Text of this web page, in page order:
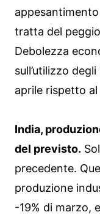
tratta del
Debolezza
sull’utilizzo
aprile rispetto
India,
del previsto.
precedente.
produzione
-19% di marzo,